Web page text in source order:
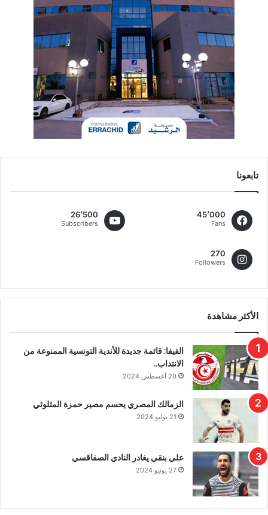
تابعونا
45٬000
Fans
26٬500
Subscribers
270
Followers
الأكثر مشاهدة
الفيفا: قائمة جديدة للأندية التونسية الممنوعة من
الانتداب..
20 أغسطس 2024
الزمالك المصري يحسم مصير حمزة المثلوثي
21 يوليو 2024
علي بنقي يغادر النادي الصفاقسي
27 يونيو 2024